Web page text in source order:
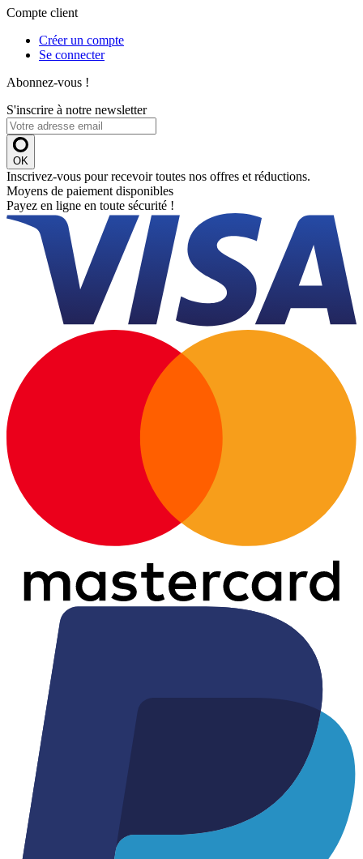
Compte client
Créer un compte
Se connecter
Abonnez-vous !
S'inscrire à notre newsletter
OK
Inscrivez-vous pour recevoir toutes nos offres et réductions.
Moyens de paiement disponibles
Payez en ligne en toute sécurité !